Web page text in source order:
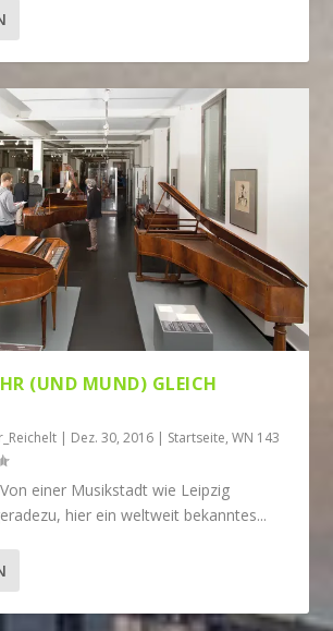
(UND MUND) GLEICH
| Dez. 30, 2016 | Startseite,WN 143
einer Musikstadt wie Leipzig
hier ein weltweit bekanntes...